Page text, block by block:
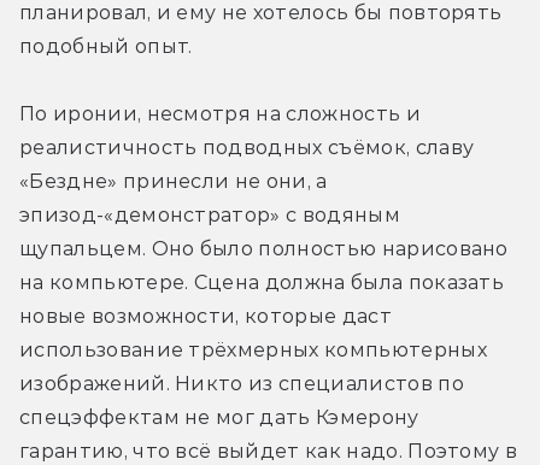
планировал, и ему не хотелось бы повторять
подобный опыт.
По иронии, несмотря на сложность и
реалистичность подводных съёмок, славу
«Бездне» принесли не они, а
эпизод-«демонстратор» с водяным
щупальцем. Оно было полностью нарисовано
на компьютере. Сцена должна была показать
новые возможности, которые даст
использование трёхмерных компьютерных
изображений. Никто из специалистов по
спецэффектам не мог дать Кэмерону
гарантию, что всё выйдет как надо. Поэтому в